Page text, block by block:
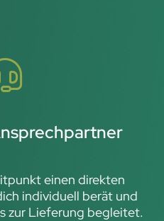
einen direkten
individuell berät und
zur Lieferung begleitet.